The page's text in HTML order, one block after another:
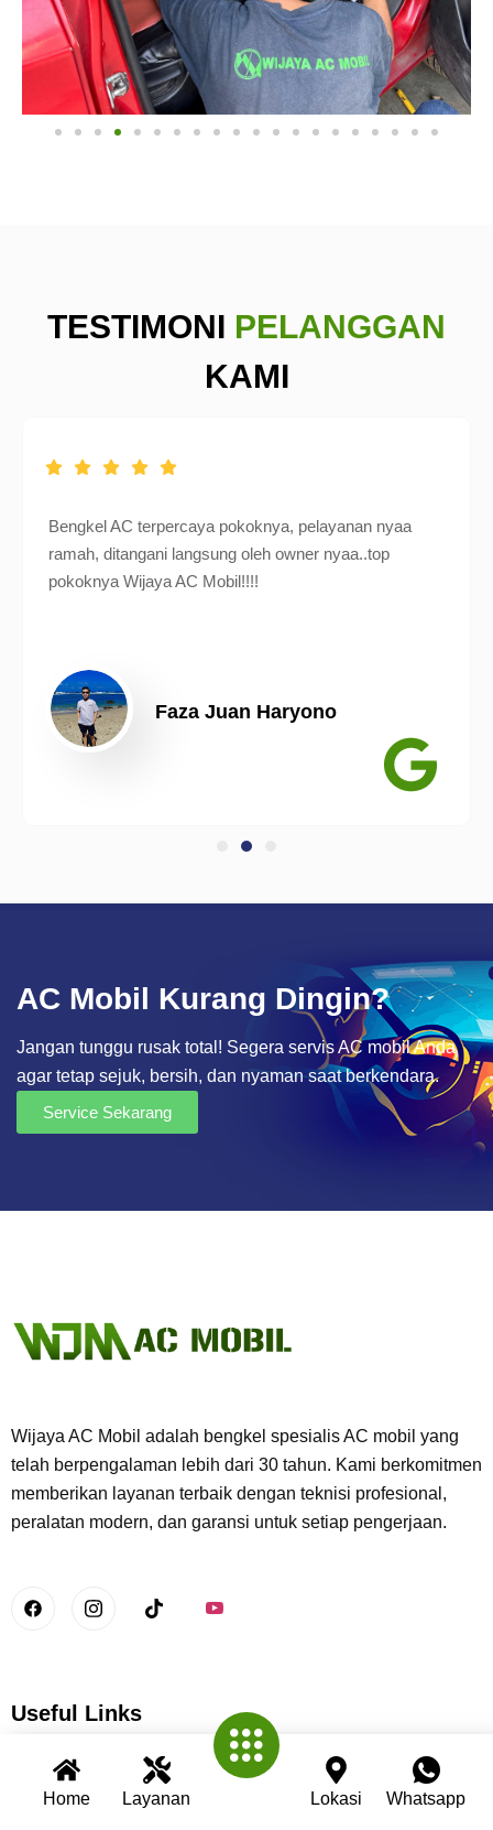
Home Layanan Lokasi Whatsapp
TESTIMONI PELANGGAN
KAMI
Bengkel AC terpercaya pokoknya, pelayanan nyaa
ramah, ditangani langsung oleh owner nyaa..top
pokoknya Wijaya AC Mobil!!!!
Faza Juan Haryono
AC Mobil Kurang Dingin?
Jangan tunggu rusak total! Segera servis AC mobil Anda
agar tetap sejuk, bersih, dan nyaman saat berkendara.
Service Sekarang
Wijaya AC Mobil adalah bengkel spesialis AC mobil yang
telah berpengalaman lebih dari 30 tahun. Kami berkomitmen
memberikan layanan terbaik dengan teknisi profesional,
peralatan modern, dan garansi untuk setiap pengerjaan.
Useful Links
Beranda